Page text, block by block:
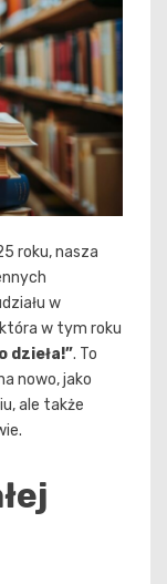
roku, nasza
w
w tym roku
dzieła!”. To
nowo, jako
ale także